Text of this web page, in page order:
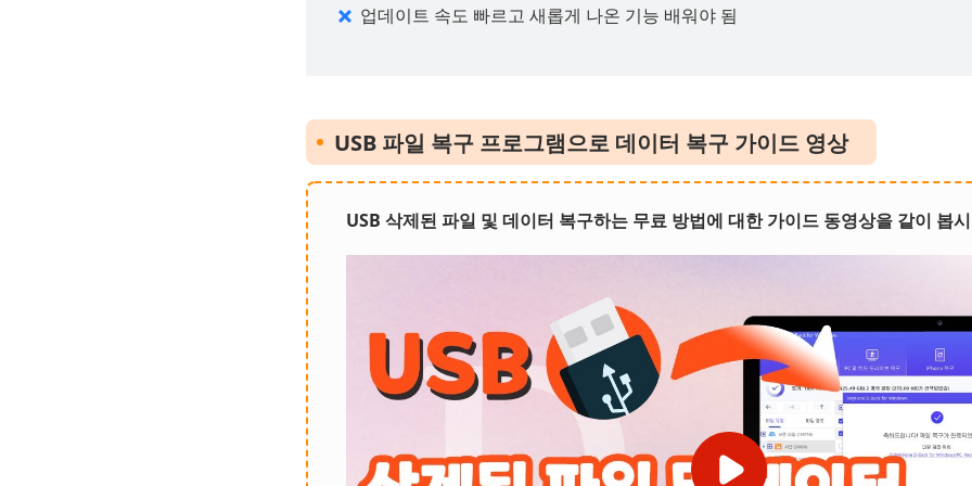
업데이트 속도 빠르고 새롭게 나온 기능 배워야 됨
USB 파일 복구 프로그램으로 데이터 복구 가이드 영상
USB 삭제된 파일 및 데이터 복구하는 무료 방법에 대한 가이드 동영상을 같이 봅